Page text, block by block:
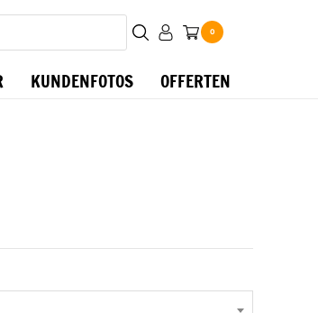
0
KUNDENFOTOS OFFERTEN